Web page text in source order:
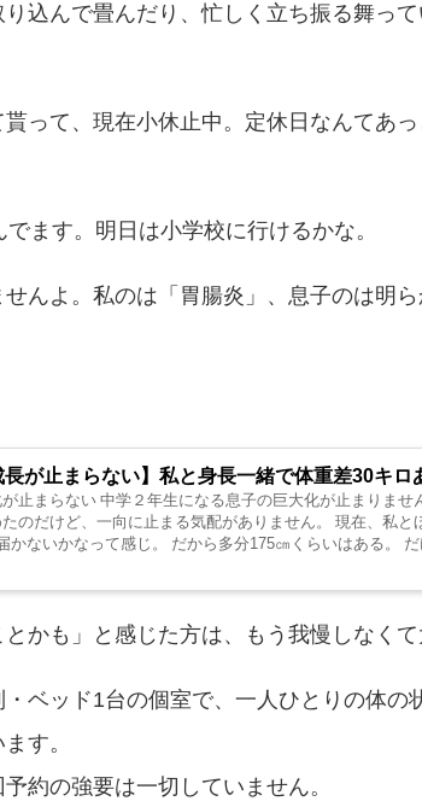
込んで畳んだり、忙しく立ち振る舞っ
って、現在小休止中。定休日なんてあ
ます。明日は小学校に行けるかな。
んよ。私のは「胃腸炎」、息子のは明
長が止まらない】私と身長一緒で体重差30キロ
止まらない 中学２年生になる息子の巨大化が止まりませ
のだけど、一向に止まる気配がありません。 現在、私と
かないかなって感じ。 だから多分175㎝くらいはある。
かも」と感じた方は、もう我慢しなくて
ベッド1台の個室で、一人ひとりの体の
す。
約の強要は一切していません。